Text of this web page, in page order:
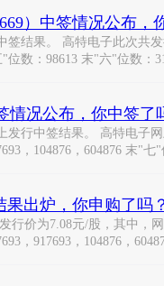
）中签情况公布，
结果。 高特电子此次共
数：98613 末"六"位数：
情况公布，你中签了
发行中签结果。 高特电子
，104876，604876 末"七"
出炉，你申购了吗？
行价为7.08元/股，其中，
，917693，104876，